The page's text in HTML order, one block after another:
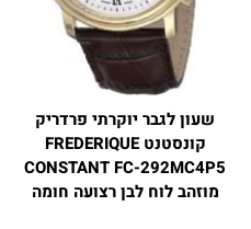
שעון לגבר יוקרתי פרדריק
קונסטנט FREDERIQUE
CONSTANT FC-292MC4P5
מוזהב לוח לבן רצועה חומה